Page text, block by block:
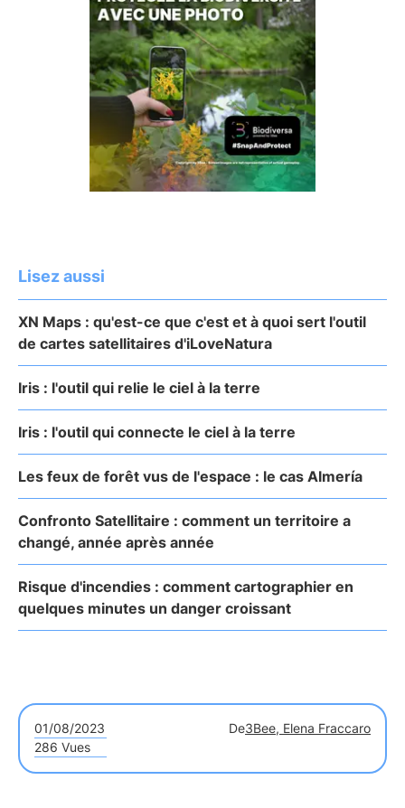
Lisez aussi
XN Maps : qu'est-ce que c'est et à quoi sert l'outil
de cartes satellitaires d'iLoveNatura
Iris : l'outil qui relie le ciel à la terre
Iris : l'outil qui connecte le ciel à la terre
Les feux de forêt vus de l'espace : le cas Almería
Confronto Satellitaire : comment un territoire a
changé, année après année
Risque d'incendies : comment cartographier en
quelques minutes un danger croissant
01/08/2023 De3Bee, Elena Fraccaro
286 Vues